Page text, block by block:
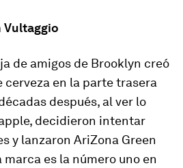
Vultaggio
de amigos de Brooklyn creó
en la parte trasera
después, al ver lo
decidieron intentar
y lanzaron AriZona Green
marca es la número uno en